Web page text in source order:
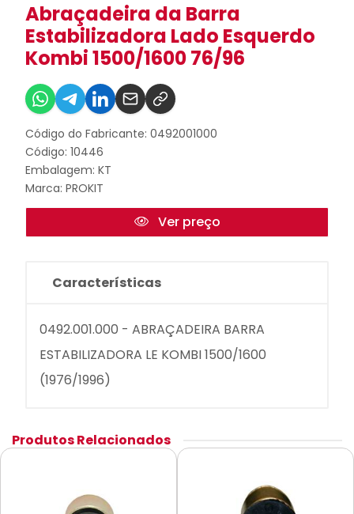
Abraçadeira da Barra
Estabilizadora Lado Esquerdo
Kombi 1500/1600 76/96
Código do Fabricante: 0492001000
Código: 10446
Embalagem: KT
Marca: PROKIT
Ver preço
Características
0492.001.000 - ABRAÇADEIRA BARRA
ESTABILIZADORA LE KOMBI 1500/1600
(1976/1996)
Produtos Relacionados